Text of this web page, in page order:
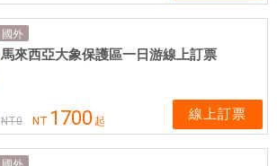
國外
馬來西亞大象保護區一日游線上訂票
NT0 NT 1700 起 線上訂票